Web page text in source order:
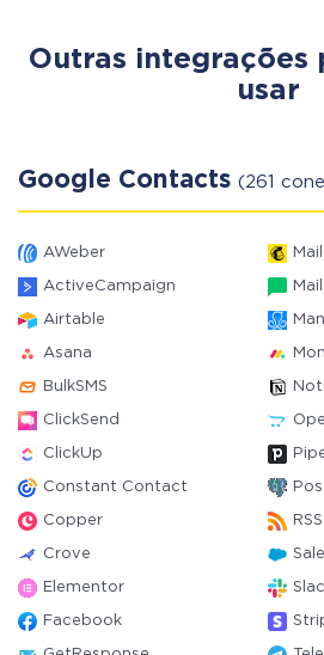
Outras integrações
usar
Google Contacts (261
AWeber
ActiveCampaign
Airtable
Asana
BulkSMS
ClickSend
ClickUp
Constant Contact
Copper RSS
Crove
Elementor
Facebook